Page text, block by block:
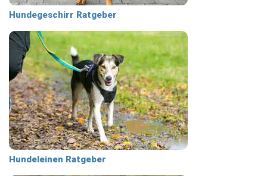
Hundegeschirr Ratgeber
Hundeleinen Ratgeber